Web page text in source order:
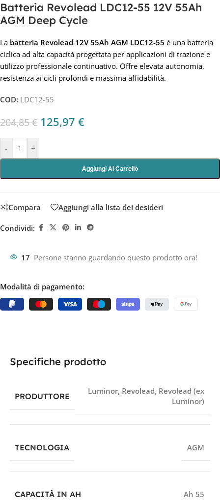
Batteria Revolead LDC12-55 12V 55Ah
AGM Deep Cycle
La batteria Revolead 12V 55Ah AGM LDC12-55 è una batteria
ciclica ad alta capacità progettata per applicazioni di trazione e
utilizzo professionale continuativo. Offre elevata autonomia,
resistenza ai cicli profondi e massima affidabilità.
COD: LDC12-55
204,85€ 125,97 €
- +
Aggiungi Al Carrello
Compara Aggiungi alla lista dei desideri
Condividi:
17 Persone stanno guardando questo prodotto ora!
Modalità di pagamento:
Specifiche prodotto
PRODUTTORE
Luminor, Revolead, Revolead (ex
Luminor)
TECNOLOGIA AGM
CAPACITÀ IN AH Ah 55